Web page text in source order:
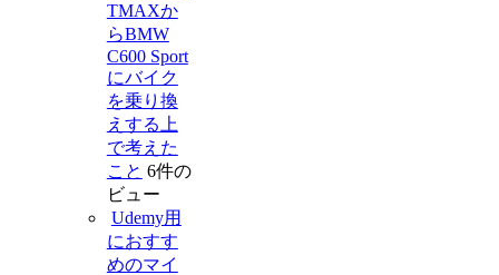
TMAXか
らBMW
C600 Sport
にバイク
を乗り換
えする上
で考えた
こと 6件の
ビュー
Udemy用
におすす
めのマイ